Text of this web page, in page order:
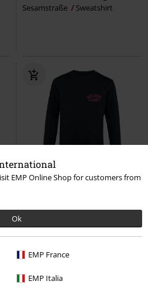
EMP Online Shop for customers from
Ok
EMP France
EMP Italia
Sesamstraße
Sweatshirt
-25%
Fast ausverkauft